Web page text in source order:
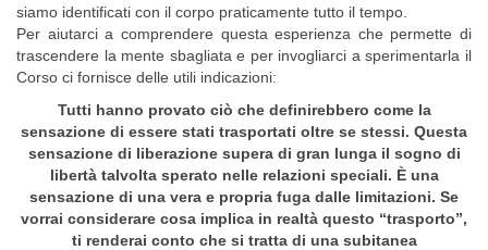
siamo identificati con il corpo praticamente tutto il tempo.
Per aiutarci a comprendere questa esperienza che permette di
trascendere la mente sbagliata e per invogliarci a sperimentarla il
Corso ci fornisce delle utili indicazioni:
Tutti hanno provato ciò che definirebbero come la
sensazione di essere stati trasportati oltre se stessi. Questa
sensazione di liberazione supera di gran lunga il sogno di
libertà talvolta sperato nelle relazioni speciali. È una
sensazione di una vera e propria fuga dalle limitazioni. Se
vorrai considerare cosa implica in realtà questo “trasporto”,
ti renderai conto che si tratta di una subitanea